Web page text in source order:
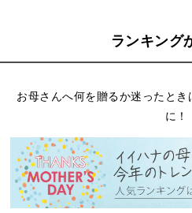
ランキング
お母さんへ何を贈るか迷ったと
に！